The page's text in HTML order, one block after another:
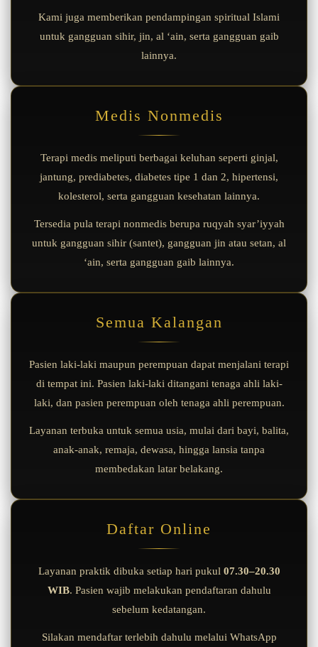
Kami juga memberikan pendampingan spiritual Islami
untuk gangguan sihir, jin, al ‘ain, serta gangguan gaib
lainnya.
Medis Nonmedis
Terapi medis meliputi berbagai keluhan seperti ginjal,
jantung, prediabetes, diabetes tipe 1 dan 2, hipertensi,
kolesterol, serta gangguan kesehatan lainnya.
Tersedia pula terapi nonmedis berupa ruqyah syar’iyyah
untuk gangguan sihir (santet), gangguan jin atau setan, al
‘ain, serta gangguan gaib lainnya.
Semua Kalangan
Pasien laki-laki maupun perempuan dapat menjalani terapi
di tempat ini. Pasien laki-laki ditangani tenaga ahli laki-
laki, dan pasien perempuan oleh tenaga ahli perempuan.
Layanan terbuka untuk semua usia, mulai dari bayi, balita,
anak-anak, remaja, dewasa, hingga lansia tanpa
membedakan latar belakang.
Daftar Online
Layanan praktik dibuka setiap hari pukul 07.30–20.30
WIB. Pasien wajib melakukan pendaftaran dahulu
sebelum kedatangan.
Silakan mendaftar terlebih dahulu melalui WhatsApp